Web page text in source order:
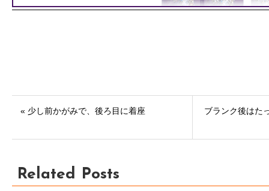
« 少し前かがみで、後ろ目に着座 ブランク後はた
Related Posts